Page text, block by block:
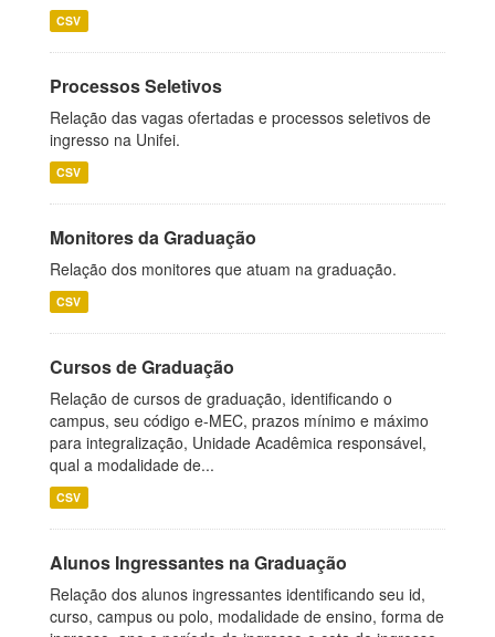
CSV
Processos Seletivos
Relação das vagas ofertadas e processos seletivos de
ingresso na Unifei.
CSV
Monitores da Graduação
Relação dos monitores que atuam na graduação.
CSV
Cursos de Graduação
Relação de cursos de graduação, identificando o
campus, seu código e-MEC, prazos mínimo e máximo
para integralização, Unidade Acadêmica responsável,
qual a modalidade de...
CSV
Alunos Ingressantes na Graduação
Relação dos alunos ingressantes identificando seu id,
curso, campus ou polo, modalidade de ensino, forma de